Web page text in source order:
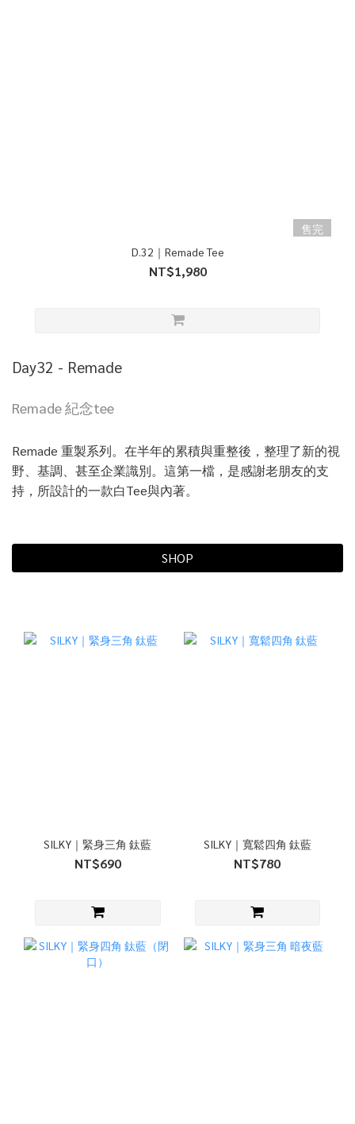
售完
D.32｜Remade Tee
NT$1,980
Day32 - Remade
Remade 紀念tee
Remade 重製系列。在半年的累積與重整後，整理了新的視
野、基調、甚至企業識別。這第一檔，是感謝老朋友的支
持，所設計的一款白Tee與內著。
SHOP
SILKY｜緊身三角 鈦藍
NT$690
SILKY｜寬鬆四角 鈦藍
NT$780